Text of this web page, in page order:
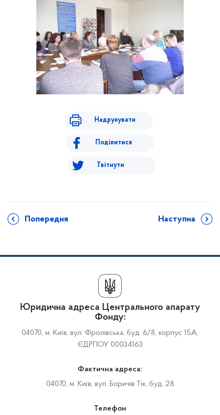
Надрукувати
Поділитися
Твітнути
Попередня Наступна
Юридична адреса Центрального апарату
Фонду:
04070, м. Київ, вул. Фролівська, буд. 6/8, корпус 15А,
ЄДРПОУ 00034163
Фактична адреса:
04070, м. Київ, вул. Боричів Тік, буд. 28
Телефон